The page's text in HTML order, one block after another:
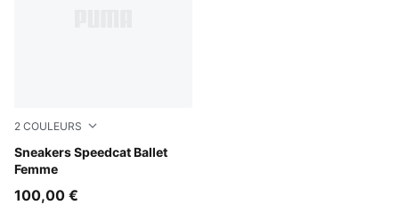
2 COULEURS
Sneakers Speedcat Ballet
Femme
Rosy Outlook-Warm White
100,00 €